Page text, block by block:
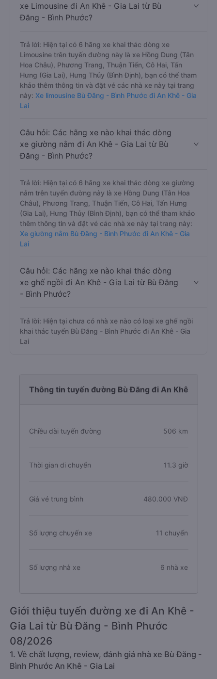
xe Limousine đi An Khê - Gia Lai từ Bù
Đăng - Bình Phước?
Trả lời: Hiện tại có 6 hãng xe khai thác dòng xe
Limousine trên tuyến đường này là xe Hồng Dung (Tân
Hoa Châu), Phương Trang, Thuận Tiến, Cô Hai, Tấn
Hưng (Gia Lai), Hưng Thủy (Bình Định), bạn có thể tham
khảo thêm thông tin và đặt vé các nhà xe này tại trang
này: Xe limousine Bù Đăng - Bình Phước đi An Khê - Gia
Lai
Câu hỏi: Các hãng xe nào khai thác dòng
xe giường nằm đi An Khê - Gia Lai từ Bù
Đăng - Bình Phước?
Trả lời: Hiện tại có 6 hãng xe khai thác dòng xe giường
nằm trên tuyến đường này là xe Hồng Dung (Tân Hoa
Châu), Phương Trang, Thuận Tiến, Cô Hai, Tấn Hưng
(Gia Lai), Hưng Thủy (Bình Định), bạn có thể tham khảo
thêm thông tin và đặt vé các nhà xe này tại trang này:
Xe giường nằm Bù Đăng - Bình Phước đi An Khê - Gia
Lai
Câu hỏi: Các hãng xe nào khai thác dòng
xe ghế ngồi đi An Khê - Gia Lai từ Bù Đăng
- Bình Phước?
Trả lời: Hiện tại chưa có nhà xe nào có loại xe ghế ngồi
khai thác tuyến Bù Đăng - Bình Phước đi An Khê - Gia
Lai
Thông tin tuyến đường Bù Đăng đi An Khê
Chiều dài tuyến đường 506 km
Thời gian di chuyển 11.3 giờ
Giá vé trung bình 480.000 VNĐ
Số lượng chuyến xe 11 chuyến
Số lượng nhà xe 6 nhà xe
Giới thiệu tuyến đường xe đi An Khê -
Gia Lai từ Bù Đăng - Bình Phước
08/2026
1. Về chất lượng, review, đánh giá nhà xe Bù Đăng -
Bình Phước An Khê - Gia Lai